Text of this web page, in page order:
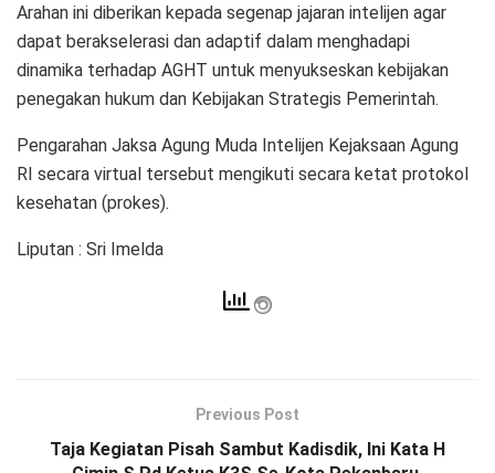
Arahan ini diberikan kepada segenap jajaran intelijen agar
dapat berakselerasi dan adaptif dalam menghadapi
dinamika terhadap AGHT untuk menyukseskan kebijakan
penegakan hukum dan Kebijakan Strategis Pemerintah.
Pengarahan Jaksa Agung Muda Intelijen Kejaksaan Agung
RI secara virtual tersebut mengikuti secara ketat protokol
kesehatan (prokes).
Liputan : Sri Imelda
Previous Post
Taja Kegiatan Pisah Sambut Kadisdik, Ini Kata H